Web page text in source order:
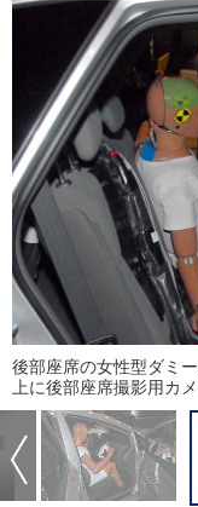
後部座席の女性型ダミ
上に後部座席撮影用カ